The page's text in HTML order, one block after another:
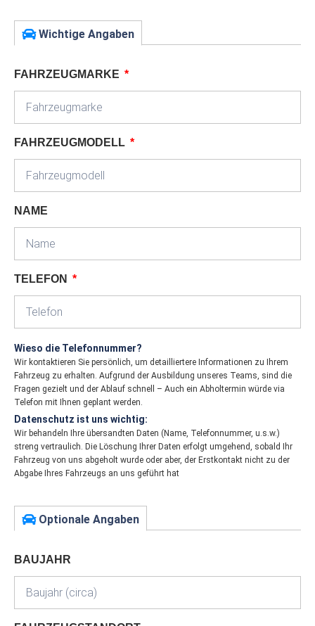
Wichtige Angaben
FAHRZEUGMARKE
FAHRZEUGMODELL
NAME
TELEFON
Wieso die Telefonnummer?
Wir kontaktieren Sie persönlich, um detailliertere Informationen zu Ihrem
Fahrzeug zu erhalten. Aufgrund der Ausbildung unseres Teams, sind die
Fragen gezielt und der Ablauf schnell – Auch ein Abholtermin würde via
Telefon mit Ihnen geplant werden.
Datenschutz ist uns wichtig:
Wir behandeln Ihre übersandten Daten (Name, Telefonnummer, u.s.w.)
streng vertraulich. Die Löschung Ihrer Daten erfolgt umgehend, sobald Ihr
Fahrzeug von uns abgeholt wurde oder aber, der Erstkontakt nicht zu der
Abgabe Ihres Fahrzeugs an uns geführt hat
Optionale Angaben
BAUJAHR